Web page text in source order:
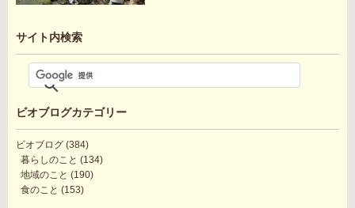
サイト内検索
ビオブログカテゴリー
ビオブログ (384)
暮らしのこと (134)
地域のこと (190)
食のこと (153)